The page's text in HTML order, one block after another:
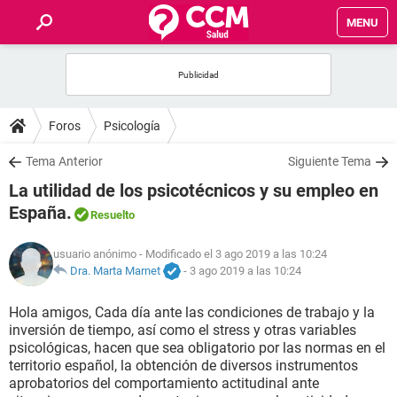
MENU
FOROS
SALUD
FAMILIA
NUTRICIÓN
SEXUALIDAD
GLOSARIO
Foros Psicología
Tema Anterior Siguiente Tema
La utilidad de los psicotécnicos y su empleo en
España.
Resuelto
usuario anónimo - Modificado el 3 ago 2019 a las 10:24
Dra. Marta Marnet
- 3 ago 2019 a las 10:24
Hola amigos, Cada día ante las condiciones de trabajo y la
inversión de tiempo, así como el stress y otras variables
psicológicas, hacen que sea obligatorio por las normas en el
territorio español, la obtención de diversos instrumentos
aprobatorios del comportamiento actitudinal ante